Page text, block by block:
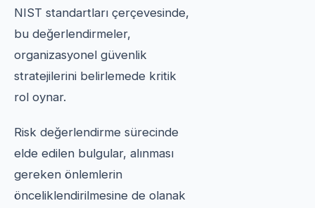
NIST standartları çerçevesinde,
bu değerlendirmeler,
organizasyonel güvenlik
stratejilerini belirlemede kritik
rol oynar.
Risk değerlendirme sürecinde
elde edilen bulgular, alınması
gereken önlemlerin
önceliklendirilmesine de olanak